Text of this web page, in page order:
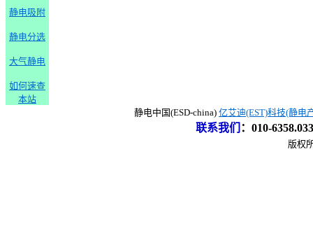
静电吸附
静电分选
大气静电
如何速查
本站
静电中国(ESD-china) 亿艾迪(EST)科技(静电
联系我们 ： 010-
版权